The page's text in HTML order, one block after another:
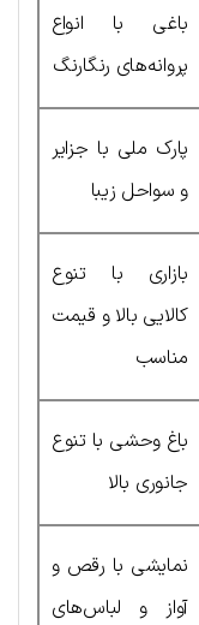
باغی با انواع
پروانه‌های رنگارنگ
پارک ملی با جزایر
و سواحل زیبا
بازاری با تنوع
کالایی بالا و قیمت
مناسب
باغ وحشی با تنوع
جانوری بالا
نمایشی با رقص و
آواز و لباس‌های